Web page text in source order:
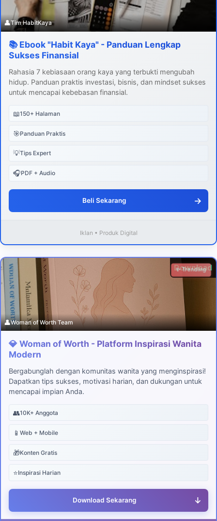
👤Tim HabitKaya
📚 Ebook "Habit Kaya" - Panduan Lengkap
Sukses Finansial
Rahasia 7 kebiasaan orang kaya yang terbukti mengubah
hidup. Panduan praktis investasi, bisnis, dan mindset sukses
untuk mencapai kebebasan finansial.
📖150+ Halaman
🎯Panduan Praktis
💡Tips Expert
🎧PDF + Audio
Beli Sekarang →
Iklan • Produk Digital
Download
✨ Trending
👤Woman of Worth Team
💎 Woman of Worth - Platform Inspirasi Wanita
Modern
Bergabunglah dengan komunitas wanita yang menginspirasi!
Dapatkan tips sukses, motivasi harian, dan dukungan untuk
mencapai impian Anda.
👥10K+ Anggota
📱 Web + Mobile
🎁Konten Gratis
⭐Inspirasi Harian
Download Sekarang ↓